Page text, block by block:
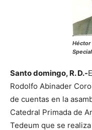
Héctor
Santo domingo, R. D.-
Rodolfo Abinader
de cuentas en la
Catedral Primada de
Tedeum que se